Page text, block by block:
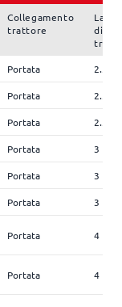
Collegamento
trattore
di
Portata 2.5
Portata 2.5
Portata 2.5
Portata 3
Portata 3
Portata 3
Portata 4
Portata 4